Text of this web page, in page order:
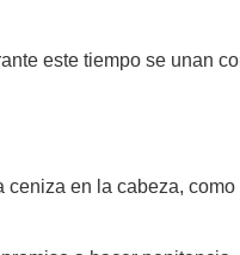
este tiempo se unan
ceniza en la cabeza, como